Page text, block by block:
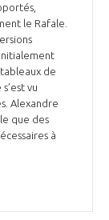
le Rafale.
de
vu
Alexandre
que des
à